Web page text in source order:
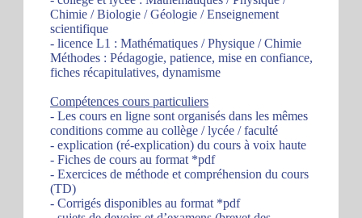
Chimie / Biologie / Géologie / Enseignement
scientifique
- licence L1 : Mathématiques / Physique / Chimie
Méthodes : Pédagogie, patience, mise en confiance,
fiches récapitulatives, dynamisme
Compétences cours particuliers
- Les cours en ligne sont organisés dans les mêmes
conditions comme au collège / lycée / faculté
- explication (ré-explication) du cours à voix haute
- Fiches de cours au format *pdf
- Exercices de méthode et compréhension du cours
(TD)
- Corrigés disponibles au format *pdf